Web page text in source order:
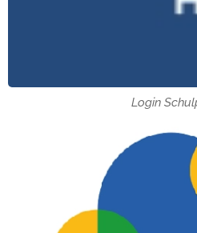
Login